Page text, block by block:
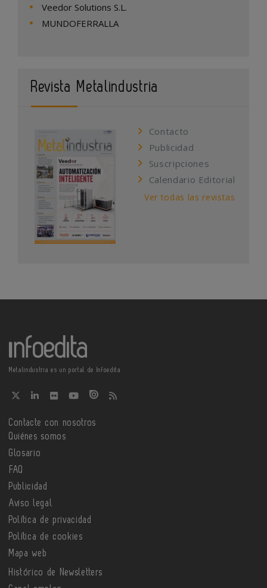
Veedor Solutions S.L.
MUNDOFERRALLA
Revista Metalindustria
Contacto
Publicidad
Suscripciones
Calendario Editorial
Ver todas las revistas
Metalindustria es un portal de Infoedita
Contacte con nosotros
Quiénes somos
Glosario
FAQ
Publicidad
Aviso legal
Política de privacidad
Política de cookies
Mapa web
Histórico de Newsletters